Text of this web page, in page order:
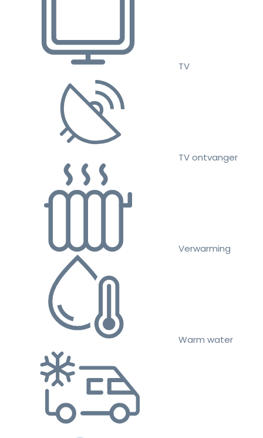
TV
TV ontvanger
Verwarming
Warm water